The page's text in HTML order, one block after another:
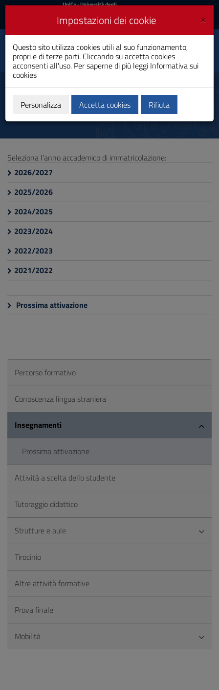
Vai
al
navigazione
sito
al
Footer
UniCa
Accedi
UniCa- Università degli
Accedi UniCA News
Toggle
navigation
Fisica
Laurea Magistrale
Insegnamenti
Seleziona l'anno accademico di immatricolazione:
2026/2027
2025/2026
2024/2025
2023/2024
2022/2023
2021/2022
Prossima attivazione
Percorso formativo
Conoscenza lingua straniera
Insegnamenti
Prossima attivazione
Attività a scelta dello studente
Tutoraggio didattico
Strutture e aule
Tirocinio
Altre attività formative
Prova finale
Mobilità
×
Impostazioni dei cookie
Questo sito utilizza cookies utili al suo funzionamento,
propri e di terze parti. Cliccando su accetta cookies
acconsenti all'uso. Per saperne di più leggi Informativa sui
cookies
Personalizza Accetta cookies Rifiuta